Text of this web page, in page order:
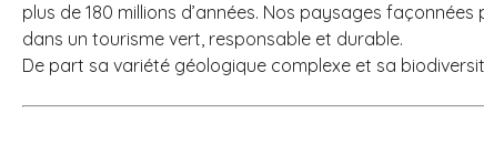
plus de 180 millions d’années. Nos paysages
dans un tourisme vert, responsable et durable.
De part sa variété géologique complexe et sa